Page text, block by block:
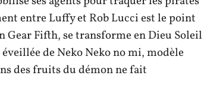
entre Luffy et Rob Lucci est le point
Fifth, se transforme en Dieu Soleil
de Neko Neko no mi, modèle
des fruits du démon ne fait